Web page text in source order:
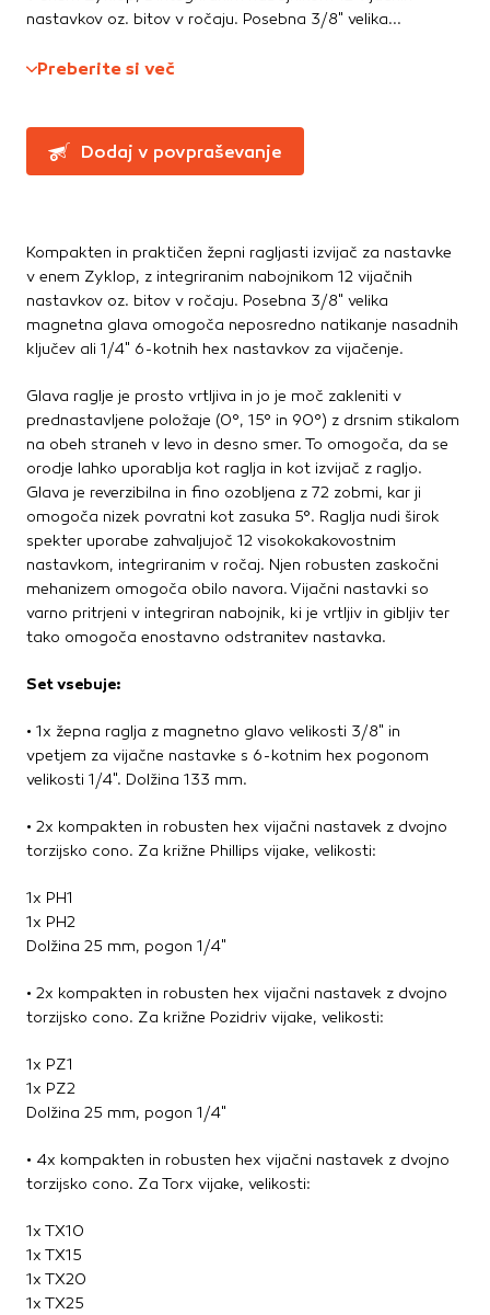
Ročne žage, sekire, noži
Zidarsko orodje
in pritrdilna tehnika
Konzole in nosilci
Pritrdilna tehnika
Spojni elementi
Verige, jeklene vrvi
Vijaki
Žičniki
nastavkov oz. bitov v ročaju. Posebna 3/8" velika...
Preberite si več
Dodaj v povpraševanje
Kompakten in praktičen žepni ragljasti izvijač za nastavke
v enem Zyklop, z integriranim nabojnikom 12 vijačnih
nastavkov oz. bitov v ročaju. Posebna 3/8" velika
magnetna glava omogoča neposredno natikanje nasadnih
ključev ali 1/4" 6-kotnih hex nastavkov za vijačenje.
Glava raglje je prosto vrtljiva in jo je moč zakleniti v
prednastavljene položaje (0°, 15° in 90°) z drsnim stikalom
na obeh straneh v levo in desno smer. To omogoča, da se
orodje lahko uporablja kot raglja in kot izvijač z ragljo.
Glava je reverzibilna in fino ozobljena z 72 zobmi, kar ji
omogoča nizek povratni kot zasuka 5°. Raglja nudi širok
spekter uporabe zahvaljujoč 12 visokokakovostnim
nastavkom, integriranim v ročaj. Njen robusten zaskočni
mehanizem omogoča obilo navora. Vijačni nastavki so
varno pritrjeni v integriran nabojnik, ki je vrtljiv in gibljiv ter
tako omogoča enostavno odstranitev nastavka.
Set vsebuje:
• 1x žepna raglja z magnetno glavo velikosti 3/8" in
vpetjem za vijačne nastavke s 6-kotnim hex pogonom
velikosti 1/4". Dolžina 133 mm.
• 2x kompakten in robusten hex vijačni nastavek z dvojno
torzijsko cono. Za križne Phillips vijake, velikosti:
1x PH1
1x PH2
Dolžina 25 mm, pogon 1/4"
• 2x kompakten in robusten hex vijačni nastavek z dvojno
torzijsko cono. Za križne Pozidriv vijake, velikosti:
1x PZ1
1x PZ2
Dolžina 25 mm, pogon 1/4"
• 4x kompakten in robusten hex vijačni nastavek z dvojno
torzijsko cono. Za Torx vijake, velikosti:
1x TX10
1x TX15
1x TX20
1x TX25
Te piškotke nastavijo naši oglaševalski partnerji.
Partnerska oglaševalska podjetja jih lahko uporabljajo za
prikazovanje ustreznih oglasov na drugih spletnih mestih.
brskalnika in naprave. Če zavrnete uporabo teh piškotkov,
ne boste deležni našega ciljnega spletnega oglaševanja.
DOVOLI VSE